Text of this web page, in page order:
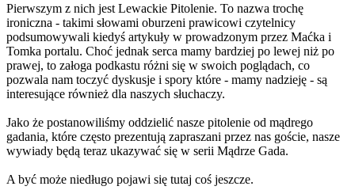
Pierwszym z nich jest Lewackie Pitolenie. To nazwa trochę
ironiczna - takimi słowami oburzeni prawicowi czytelnicy
podsumowywali kiedyś artykuły w prowadzonym przez Maćka i
Tomka portalu. Choć jednak serca mamy bardziej po lewej niż po
prawej, to załoga podkastu różni się w swoich poglądach, co
pozwala nam toczyć dyskusje i spory które - mamy nadzieję - są
interesujące również dla naszych słuchaczy.
Jako że postanowiliśmy oddzielić nasze pitolenie od mądrego
gadania, które często prezentują zapraszani przez nas goście, nasze
wywiady będą teraz ukazywać się w serii Mądrze Gada.
A być może niedługo pojawi się tutaj coś jeszcze.